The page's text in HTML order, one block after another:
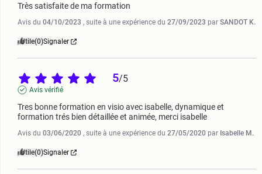
Très satisfaite de ma formation
Avis du 04/10/2023 , suite à une expérience du 27/09/2023 par SANDOT K.
Utile(0)Signaler
5/5
Avis vérifié
Tres bonne formation en visio avec isabelle, dynamique et
formation trés bien détaillée et animée, merci isabelle
Avis du 03/06/2020 , suite à une expérience du 27/05/2020 par Isabelle M.
Utile(0)Signaler